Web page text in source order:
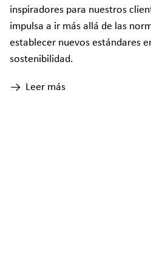
inspiradores para nuestros
impulsa a ir más allá de las
establecer nuevos estándares
sostenibilidad.
Leer más